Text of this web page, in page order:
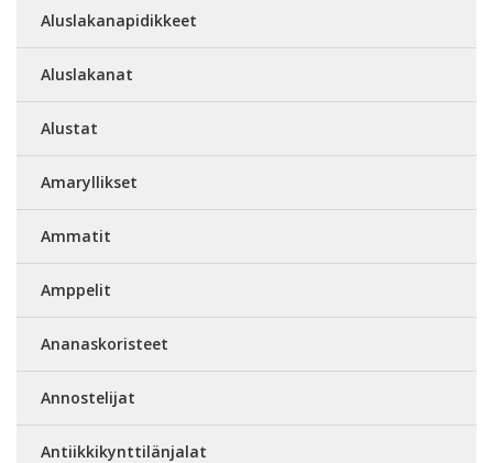
Aluslakanapidikkeet
Aluslakanat
Alustat
Amaryllikset
Ammatit
Amppelit
Ananaskoristeet
Annostelijat
Antiikkikynttilänjalat